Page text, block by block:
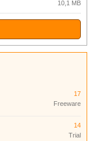
10,1 MB
17
Freeware
14
Trial